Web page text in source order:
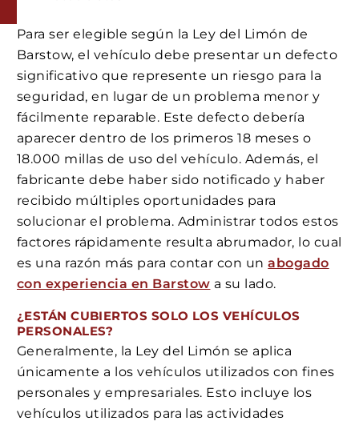
Para ser elegible según la Ley del Limón de
Barstow, el vehículo debe presentar un defecto
significativo que represente un riesgo para la
seguridad, en lugar de un problema menor y
fácilmente reparable. Este defecto debería
aparecer dentro de los primeros 18 meses o
18.000 millas de uso del vehículo. Además, el
fabricante debe haber sido notificado y haber
recibido múltiples oportunidades para
solucionar el problema. Administrar todos estos
factores rápidamente resulta abrumador, lo cual
es una razón más para contar con unabogado
con experiencia en Barstow a su lado.
¿ESTÁN CUBIERTOS SOLO LOS VEHÍCULOS
PERSONALES?
Generalmente, la Ley del Limón se aplica
únicamente a los vehículos utilizados con fines
personales y empresariales. Esto incluye los
vehículos utilizados para las actividades